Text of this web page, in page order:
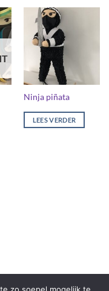
Ninja piñata
LEES VERDER